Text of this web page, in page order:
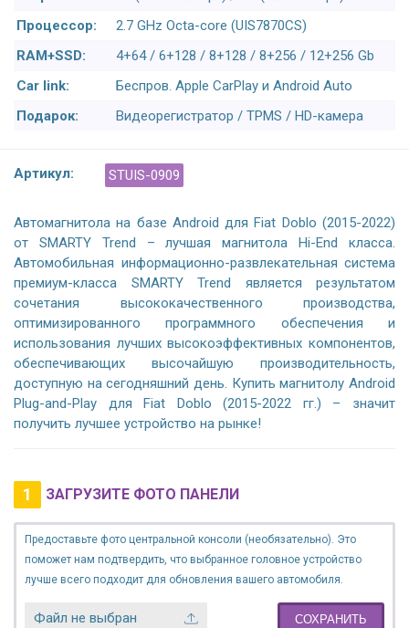
Процессор:
2.7 GHz Octa-core (UIS7870CS)
RAM+SSD:
4+64 / 6+128 / 8+128 / 8+256 / 12+256 Gb
Car link:
Беспров. Apple CarPlay и Android Auto
Подарок:
Видеорегистратор / TPMS / HD-камера
Артикул: STUIS-0909
Автомагнитола на базе Android для Fiat Doblo (2015-2022)
от SMARTY Trend – лучшая магнитола Hi-End класса.
Автомобильная информационно-развлекательная система
премиум-класса SMARTY Trend является результатом
сочетания высококачественного производства,
оптимизированного программного обеспечения и
использования лучших высокоэффективных компонентов,
обеспечивающих высочайшую производительность,
доступную на сегодняшний день. Купить магнитолу Android
Plug-and-Play для Fiat Doblo (2015-2022 гг.) – значит
получить лучшее устройство на рынке!
1 ЗАГРУЗИТЕ ФОТО ПАНЕЛИ
Предоставьте фото центральной консоли (необязательно). Это
поможет нам подтвердить, что выбранное головное устройство
лучше всего подходит для обновления вашего автомобиля.
Файл не выбран СОХРАНИТЬ